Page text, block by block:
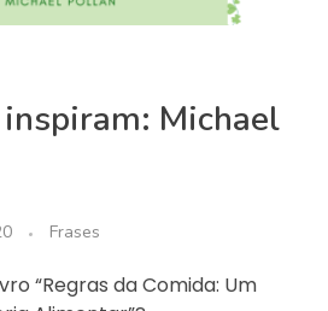
inspiram: Michael
Frases
“Regras da Comida: Um